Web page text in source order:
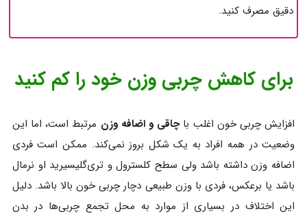
دقیق مصرف کنید.
برای کاهش چربی وزن خود را کم کنید
افزایش چربی خون اغلب باچاقی و اضافه وزن مرتبط است، اما این
وضعیت در همه افراد به یک شکل بروز نمی‌کند. ممکن است فردی
اضافه وزن داشته باشد ولی سطح کلسترول و تری‌گلیسیرید او نرمال
باشد یا برعکس، فردی با وزن طبیعی دچار چربی خون بالا باشد. دلیل
این اختلاف در بسیاری از موارد به محل تجمع چربی‌ها در بدن